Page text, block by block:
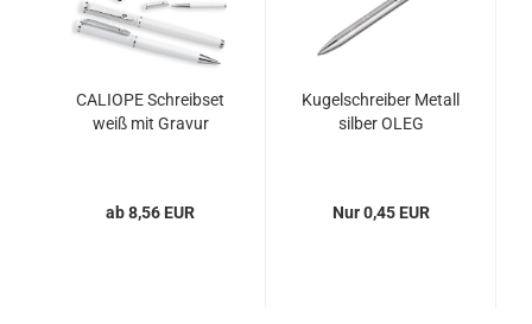
CALIOPE Schreibset
weiß mit Gravur
ab 8,56 EUR
Kugelschreiber Metall
silber OLEG
Nur 0,45 EUR